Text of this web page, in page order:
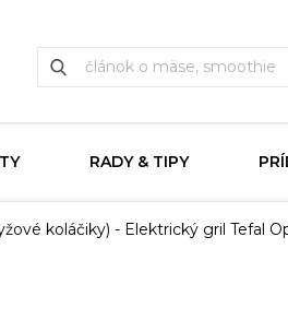
RADY & TIPY
koláčiky) - Elektrický gril Tefal